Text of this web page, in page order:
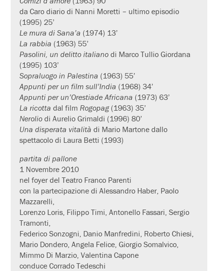
da Caro diario di Nanni Moretti – ultimo episodio
(1995) 25’
Le mura di Sana’a (1974) 13’
La rabbia (1963) 55’
Pasolini, un delitto italiano di Marco Tullio Giordana
(1995) 103’
Sopraluogo in Palestina (1963) 55’
Appunti per un film sull’India (1968) 34’
Appunti per un’Orestiade Africana (1973) 63’
La ricotta dal film Rogopag(1963) 35’
Nerolio di Aurelio Grimaldi (1996) 80’
Una disperata vitalità di Mario Martone dallo
spettacolo di Laura Betti (1993)
partita di pallone
1 Novembre 2010
nel foyer del Teatro Franco Parenti
con la partecipazione di Alessandro Haber, Paolo
Mazzarelli,
Lorenzo Loris, Filippo Timi, Antonello Fassari, Sergio
Tramonti,
Federico Sonzogni, Danio Manfredini, Roberto Chiesi,
Mario Dondero, Angela Felice, Giorgio Somalvico,
Mimmo Di Marzio, Valentina Capone
conduce Corrado Tedeschi